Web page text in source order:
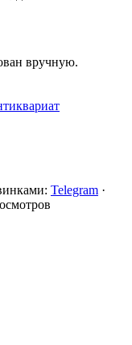
вручную.
Telegram ·